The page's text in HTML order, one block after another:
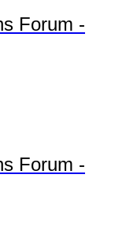
Forum -
Forum -